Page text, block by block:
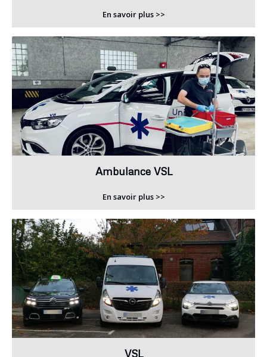
En savoir plus >>
Ambulance VSL
En savoir plus >>
VSL